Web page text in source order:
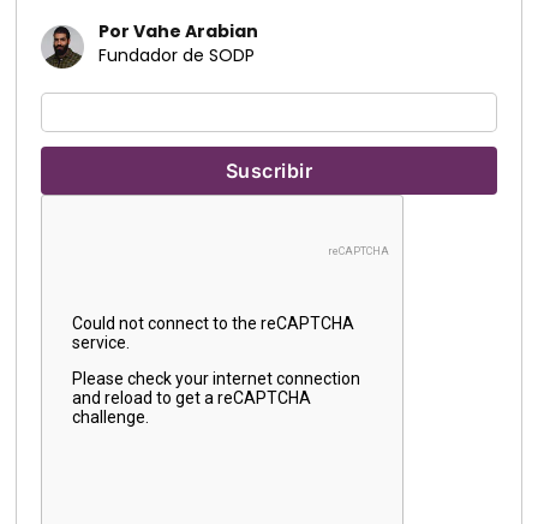
Por Vahe Arabian
Fundador de SODP